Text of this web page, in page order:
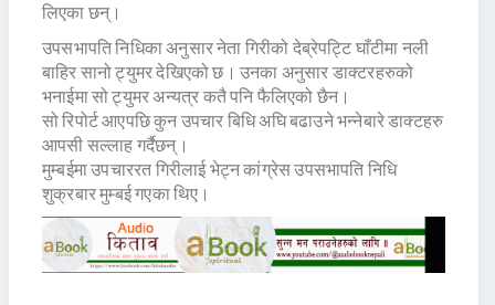
लिएका छन्।
उपसभापति निधिका अनुसार नेता गिरीको देब्रेपट्टि घाँटीमा नली
बाहिर सानो ट्युमर देखिएको छ। उनका अनुसार डाक्टरहरुको
भनाईमा सो ट्युमर अन्यत्र कतै पनि फैलिएको छैन।
सो रिपोर्ट आएपछि कुन उपचार बिधि अघि बढाउने भन्नेबारे डाक्टहरु
आपसी सल्लाह गर्दैछन्।
मुम्बईमा उपचाररत गिरीलाई भेट्न कांग्रेस उपसभापति निधि
शुक्रबार मुम्बई गएका थिए।